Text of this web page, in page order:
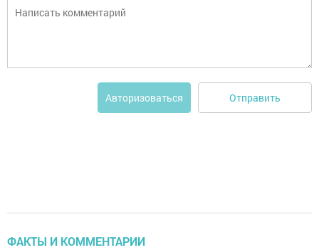
Авторизоваться Отправить
ФАКТЫ И КОММЕНТАРИИ